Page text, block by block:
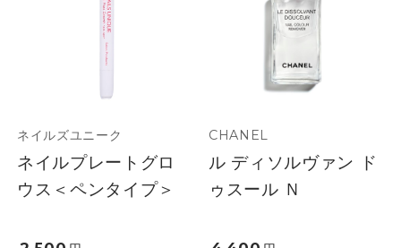
ネイルズユニーク
ネイルプレートグロ
ウス＜ペンタイプ＞
CHANEL
ル ディソルヴァン ド
ゥスール Ｎ